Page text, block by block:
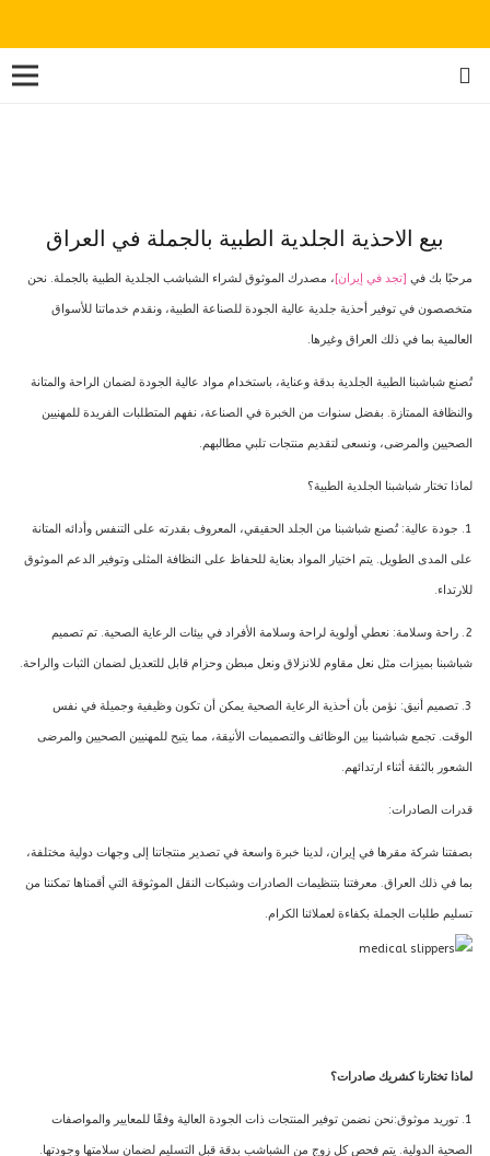
بيع الاحذية الجلدية الطبية بالجملة في العراق
مرحبًا بك في [تجد في إيران] ، مصدرك الموثوق لشراء الشباشب الجلدية الطبية بالجملة. نحن
متخصصون في توفير أحذية جلدية عالية الجودة للصناعة الطبية، ونقدم خدماتنا للأسواق
العالمية بما في ذلك العراق وغيرها.
تُصنع شباشبنا الطبية الجلدية بدقة وعناية، باستخدام مواد عالية الجودة لضمان الراحة والمتانة
والنظافة الممتازة. بفضل سنوات من الخبرة في الصناعة، نفهم المتطلبات الفريدة للمهنيين
الصحيين والمرضى، ونسعى لتقديم منتجات تلبي مطالبهم.
لماذا تختار شباشبنا الجلدية الطبية؟
1. جودة عالية: تُصنع شباشبنا من الجلد الحقيقي، المعروف بقدرته على التنفس وأدائه المتانة
على المدى الطويل. يتم اختيار المواد بعناية للحفاظ على النظافة المثلى وتوفير الدعم الموثوق
للارتداء.
2. راحة وسلامة: نعطي أولوية لراحة وسلامة الأفراد في بيئات الرعاية الصحية. تم تصميم
شباشبنا بميزات مثل نعل مقاوم للانزلاق ونعل مبطن وحزام قابل للتعديل لضمان الثبات والراحة.
3. تصميم أنيق: نؤمن بأن أحذية الرعاية الصحية يمكن أن تكون وظيفية وجميلة في نفس
الوقت. تجمع شباشبنا بين الوظائف والتصميمات الأنيقة، مما يتيح للمهنيين الصحيين والمرضى
الشعور بالثقة أثناء ارتدائهم.
قدرات الصادرات:
بصفتنا شركة مقرها في إيران، لدينا خبرة واسعة في تصدير منتجاتنا إلى وجهات دولية مختلفة،
بما في ذلك العراق. معرفتنا بتنظيمات الصادرات وشبكات النقل الموثوقة التي أقمناها تمكننا من
تسليم طلبات الجملة بكفاءة لعملائنا الكرام.
لماذا تختارنا كشريك صادرات؟
1. توريد موثوق:نحن نضمن توفير المنتجات ذات الجودة العالية وفقًا للمعايير والمواصفات
الصحية الدولية. يتم فحص كل زوج من الشباشب بدقة قبل التسليم لضمان سلامتها وجودتها.